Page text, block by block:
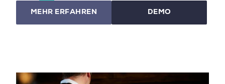
MEHR ERFAHREN DEMO